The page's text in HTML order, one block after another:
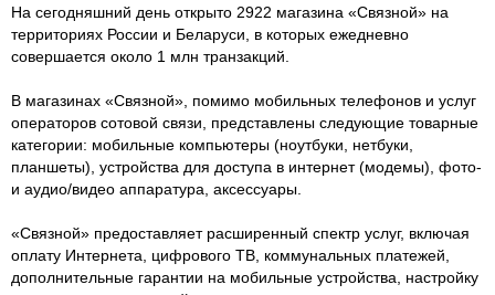
На сегодняшний день открыто 2922 магазина «Связной» на
территориях России и Беларуси, в которых ежедневно
совершается около 1 млн транзакций.
В магазинах «Связной», помимо мобильных телефонов и услуг
операторов сотовой связи, представлены следующие товарные
категории: мобильные компьютеры (ноутбуки, нетбуки,
планшеты), устройства для доступа в интернет (модемы), фото-
и аудио/видео аппаратура, аксессуары.
«Связной» предоставляет расширенный спектр услуг, включая
оплату Интернета, цифрового ТВ, коммунальных платежей,
дополнительные гарантии на мобильные устройства, настройку